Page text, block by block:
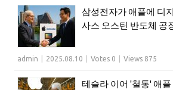
삼성전자가 애플에 디
사스 오스틴 반도체 공
admin 2025.08.10 Votes 0 Views 875
테슬라 이어 '철통' 애